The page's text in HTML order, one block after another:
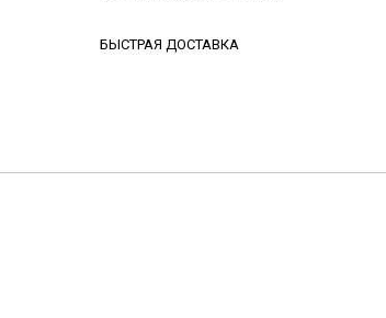
БЫСТРАЯ ДОСТАВКА